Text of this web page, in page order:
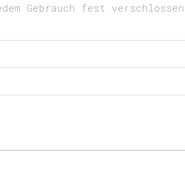
Gebrauch fest verschlossen.